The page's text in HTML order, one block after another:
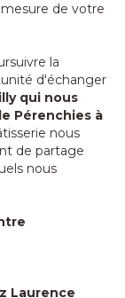
de votre
la
d'échanger
qui nous
Pérenchies à
nous
de partage
nous
Laurence